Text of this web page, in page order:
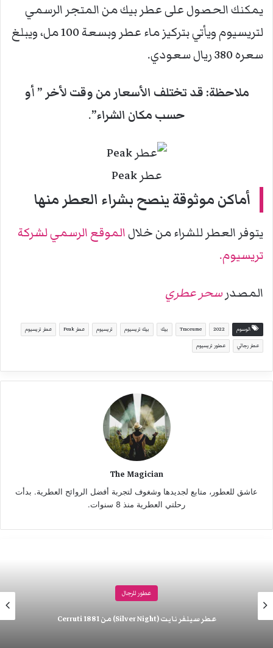
يمكنك الحصول على عطر بيك من المتجر الرسمي
لتريسيوم ويأتي بتركيز ماء عطر وبسعة 100 مل، ويبلغ
سعره 380 ريال سعودي.
ملاحظة: قد تختلف الأسعار من وقت لأخر ” أو
حسب مكان الشراء”.
عطر Peak
أماكن موثوقة ينصح بشراء العطر منها
يتوفر العطر للشراء من خلالالموقع الرسمي لشركة
تريسيوم.
المصدر سحر عطري
الوسوم 2022
Traceume بيك بيك تريسيوم تريسيوم عطر Peak عطر تريسيوم
عطر رجالي عطور تريسيوم
The Magician
عاشق للعطور، متابع لجديدها وشغوف لتجربة أفضل الروائح العطرية. بدأت
رحلتي العطرية منذ 8 سنوات.
عطور للرجال
عطر سيلفر نايت (Silver Night) من Cerruti 1881